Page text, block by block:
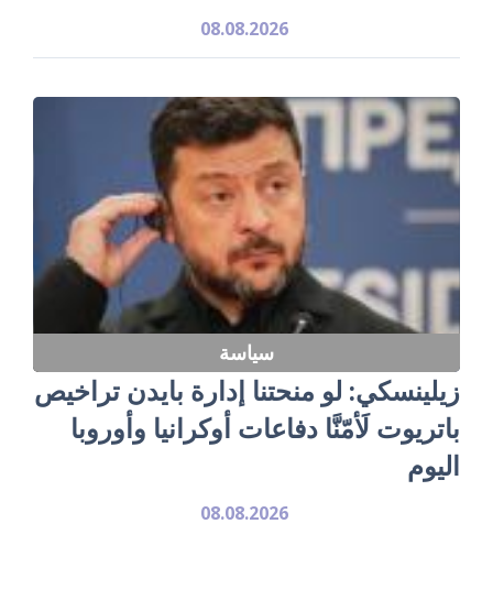
08.08.2026
سياسة
زيلينسكي: لو منحتنا إدارة بايدن تراخيص
باتريوت لَأمّنَّا دفاعات أوكرانيا وأوروبا
اليوم
08.08.2026